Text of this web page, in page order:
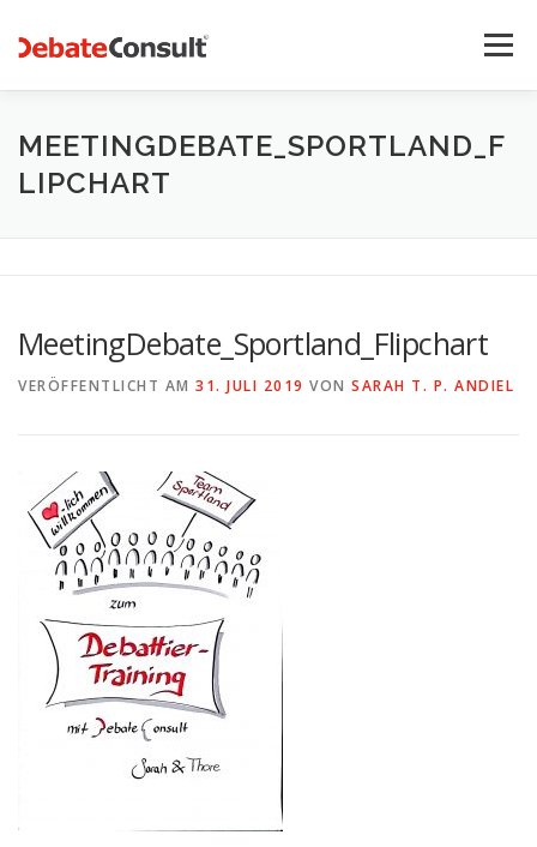
Inhalt
springen
Menü
UNSER ANGEBOT STREITKULTUR-BLOG
MEETINGDEBATE_SPORTLAND_F
LIPCHART
MeetingDebate_Sportland_Flipchart
VERÖFFENTLICHT AM 31. JULI 2019 VON SARAH T. P. ANDIEL